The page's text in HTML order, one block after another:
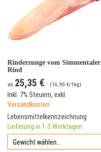
Rinderzunge vom Simmentaler
Rind
ab 25,35 € (16,90 €/1kg)
Inkl. 7% Steuern, exkl.
Versandkosten
Lebensmittelkennzeichnung
Lieferung in 1-3 Werktagen